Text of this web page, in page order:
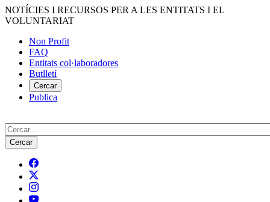
Vés
al
NOTÍCIES I RECURSOS PER A LES ENTITATS I EL
VOLUNTARIAT
Menú
del
compte
d'usuari
Non Profit
FAQ
Entitats col·laboradores
Butlletí
Cercar
Publica
Cerca